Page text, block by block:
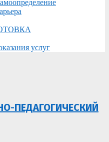
услуг
ПЕДАГОГИЧЕСКИЙ